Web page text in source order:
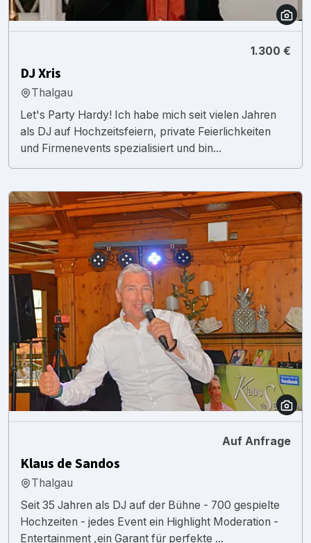
1.300 €
DJ Xris
Thalgau
Let's Party Hardy! Ich habe mich seit vielen Jahren
als DJ auf Hochzeitsfeiern, private Feierlichkeiten
und Firmenevents spezialisiert und bin...
Auf Anfrage
Klaus de Sandos
Thalgau
Seit 35 Jahren als DJ auf der Bühne - 700 gespielte
Hochzeiten - jedes Event ein Highlight Moderation -
Entertainment ,ein Garant für perfekte ...